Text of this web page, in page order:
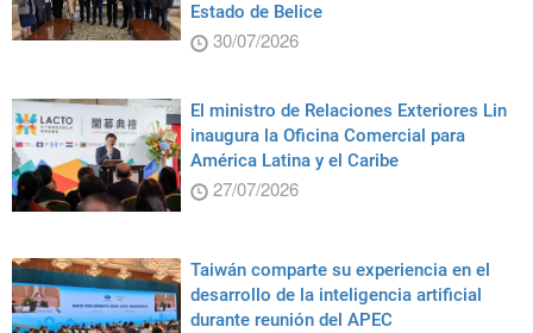
Estado de Belice
30/07/2026
El ministro de Relaciones Exteriores Lin
inaugura la Oficina Comercial para
América Latina y el Caribe
27/07/2026
Taiwán comparte su experiencia en el
desarrollo de la inteligencia artificial
durante reunión del APEC